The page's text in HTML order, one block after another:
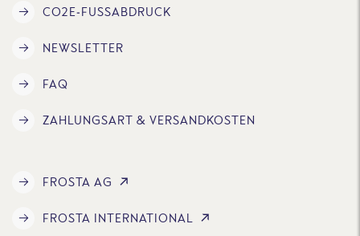
CO2E-FUSSABDRUCK
NEWSLETTER
FAQ
ZAHLUNGSART & VERSANDKOSTEN
FROSTA AG
FROSTA INTERNATIONAL